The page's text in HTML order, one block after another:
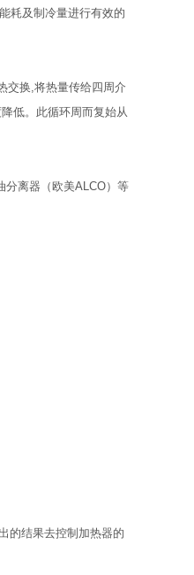
耗及制冷量进行有效的
交换,将热量传给四周介
低。此循环周而复始从
分离器（欧美ALCO）等
的结果去控制加热器的